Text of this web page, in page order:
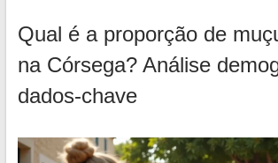
Qual é a proporção de
na Córsega? Análise
dados-chave